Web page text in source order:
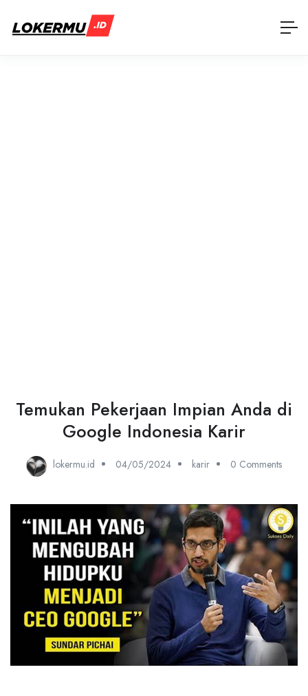
Temukan Pekerjaan Impian Anda di
Google Indonesia Karir
lokermu.id 04/05/2024 karir 0 Comments